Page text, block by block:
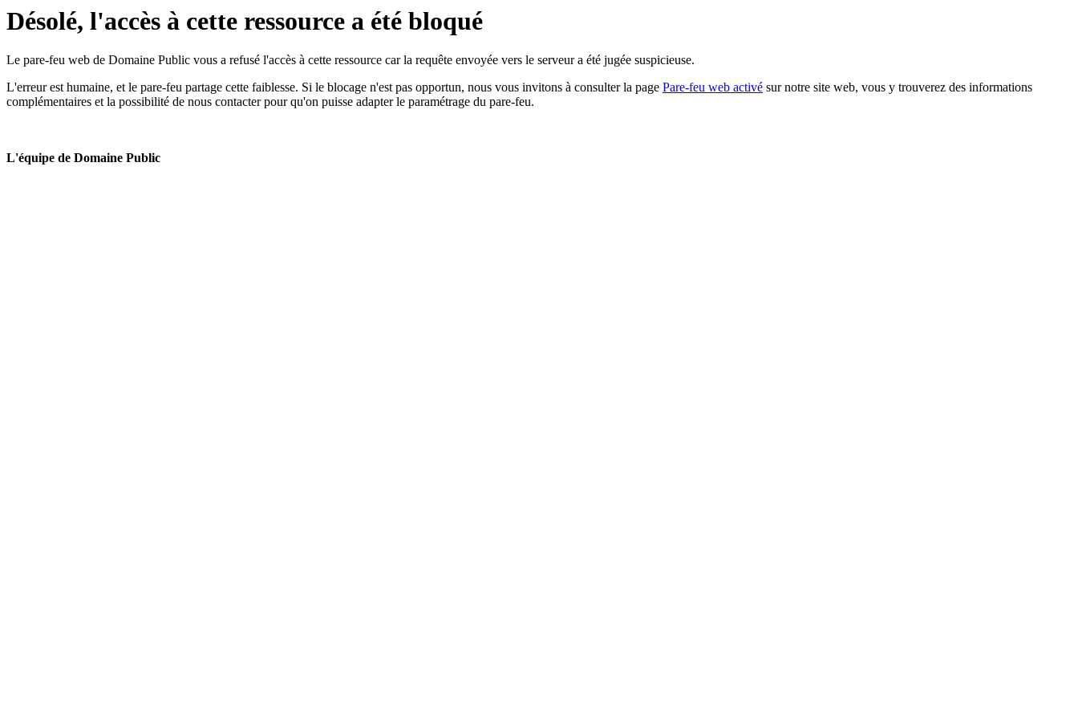
Désolé, l'accès à cette ressource a été bloqué
Le pare-feu web de Domaine Public vous a refusé l'accès à cette ressource car la requête envoyée vers le serveur a été jugée suspicieuse.
L'erreur est humaine, et le pare-feu partage cette faiblesse. Si le blocage n'est pas opportun, nous vous invitons à consulter la page Pare-feu web activé sur notre site web, vous y trouverez des informations
complémentaires et la possibilité de nous contacter pour qu'on puisse adapter le paramétrage du pare-feu.
L'équipe de Domaine Public